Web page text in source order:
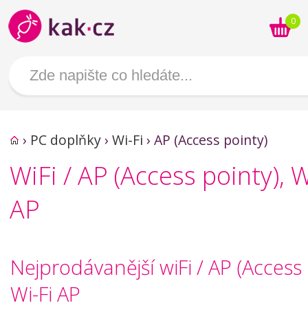
0
› PC doplňky› Wi-Fi › AP (Access pointy)
WiFi / AP (Access pointy),
AP
Nejprodávanější wiFi / AP
Wi-Fi AP